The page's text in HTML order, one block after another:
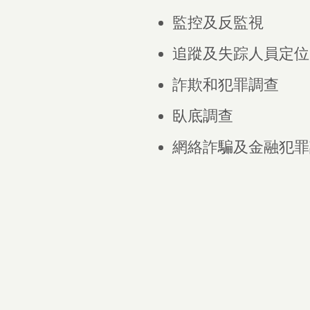
​監控及反監視
追蹤及失踪人員定位
詐欺和犯罪調查
臥底調查
網絡詐騙及金融犯